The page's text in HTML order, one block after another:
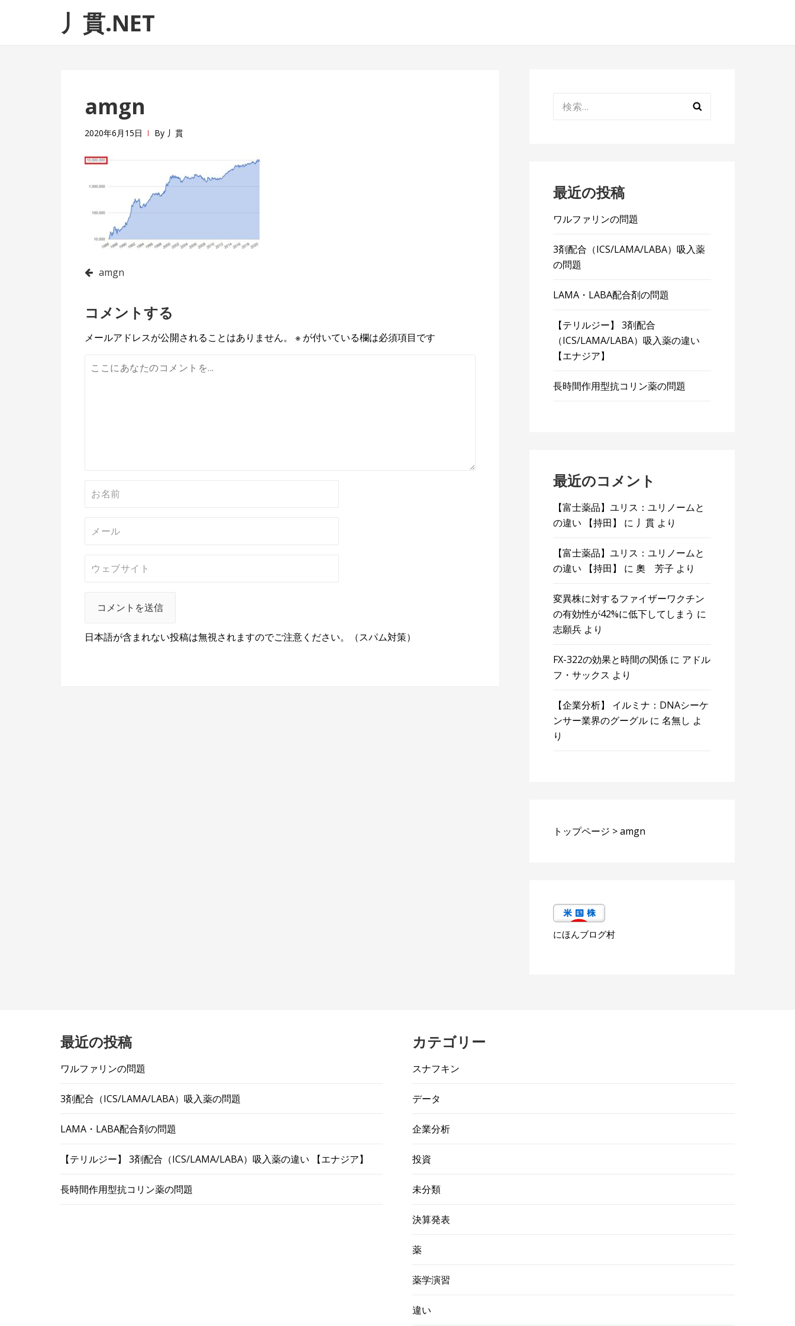
ゲ
テ丿貫.NET
amgn
2020年6月15日 By 丿貫
投
ナ
ビ
ゲ
amgn
コメントする
メールアドレスが公開されることはありません。 ※ が付いている欄は必須項目です
日本語が含まれない投稿は無視されますのでご注意ください。（スパム対策）
索:
最近の投稿
ワルファリンの問題
3剤配合（ICS/LAMA/LABA）吸入薬
の問題
LAMA・LABA配合剤の問題
【テリルジー】 3剤配合
（ICS/LAMA/LABA）吸入薬の違い
【エナジア】
長時間作用型抗コリン薬の問題
最近のコメント
【富士薬品】ユリス：ユリノームと
の違い 【持田】
に 丿貫 より
【富士薬品】ユリス：ユリノームと
の違い 【持田】
に奧 芳子 より
変異株に対するファイザーワクチン
の有効性が42%に低下してしまう に
志願兵 より
FX-322の効果と時間の関係 に アドル
フ・サックス より
【企業分析】 イルミナ：DNAシーケ
ンサー業界のグーグル に名無し よ
り
トップページ >amgn
にほんブログ村
最近の投稿
ワルファリンの問題
3剤配合（ICS/LAMA/LABA）吸入薬の問題
LAMA・LABA配合剤の問題
【テリルジー】 3剤配合（ICS/LAMA/LABA）吸入薬の違い 【エナジア】
長時間作用型抗コリン薬の問題
カテゴリー
スナフキン
データ
企業分析
投資
未分類
決算発表
薬
薬学演習
違い